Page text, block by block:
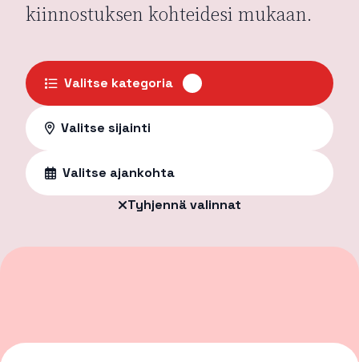
kiinnostuksen kohteidesi mukaan.
Valitse kategoria
Valitse sijainti
Valitse ajankohta
Tyhjennä valinnat